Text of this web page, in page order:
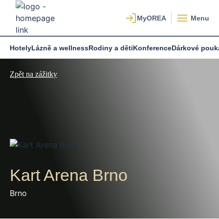
Menu
HotelyLázně a wellnessRodiny a dětiKonferenceDárkové
Zpět na zážitky
Kart Arena Brno
Brno